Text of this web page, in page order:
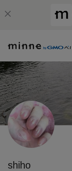
shiho